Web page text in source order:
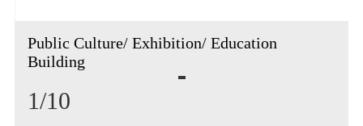
Public Culture/ Exhibition/ Education
Building
1/10